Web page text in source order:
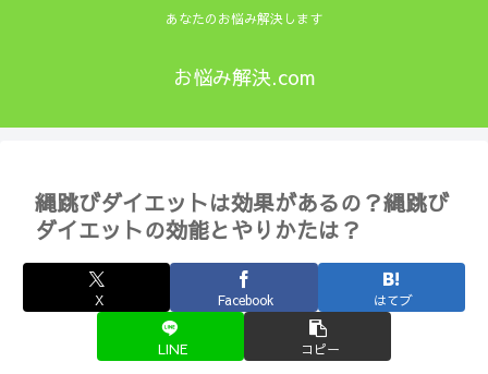
あなたのお悩み解決します
お悩み解決.com
縄跳びダイエットは効果があるの？縄跳び
ダイエットの効能とやりかたは？
X Facebook はてブ
LINE コピー